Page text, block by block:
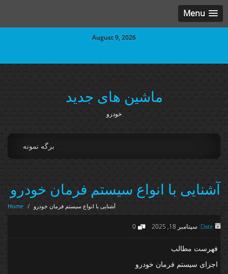
Menu
August 9, 2026
ماشین های جدید
خودرو
برگه نمونه
آشنایی با انواع سیستم فرمان خودرو
Home / آشنایی با انواع سیستم فرمان خودرو
Date: سپتامبر 18, 2025 0
فهرست مطالب
اجزای سیستم فرمان خودرو